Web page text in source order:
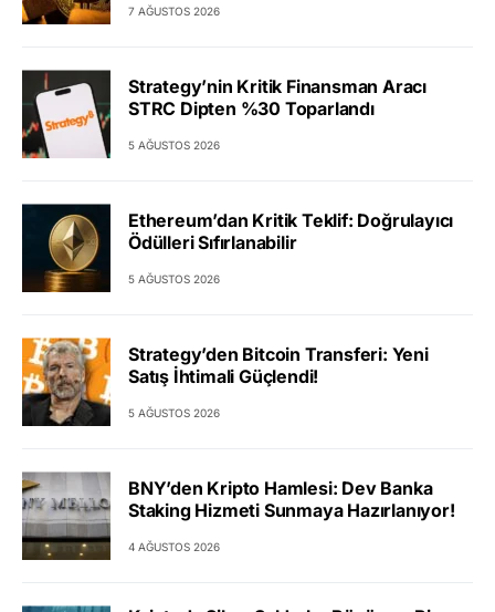
7 AĞUSTOS 2026
Strategy’nin Kritik Finansman Aracı
STRC Dipten %30 Toparlandı
5 AĞUSTOS 2026
Ethereum’dan Kritik Teklif: Doğrulayıcı
Ödülleri Sıfırlanabilir
5 AĞUSTOS 2026
Strategy’den Bitcoin Transferi: Yeni
Satış İhtimali Güçlendi!
5 AĞUSTOS 2026
BNY’den Kripto Hamlesi: Dev Banka
Staking Hizmeti Sunmaya Hazırlanıyor!
4 AĞUSTOS 2026